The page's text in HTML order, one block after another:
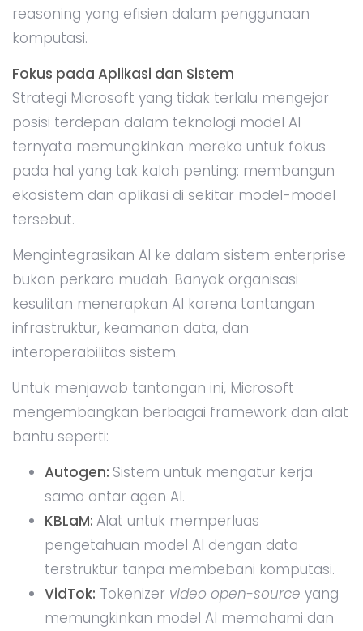
reasoning yang efisien dalam penggunaan
komputasi.
Fokus pada Aplikasi dan Sistem
Strategi Microsoft yang tidak terlalu mengejar
posisi terdepan dalam teknologi model AI
ternyata memungkinkan mereka untuk fokus
pada hal yang tak kalah penting: membangun
ekosistem dan aplikasi di sekitar model-model
tersebut.
Mengintegrasikan AI ke dalam sistem enterprise
bukan perkara mudah. Banyak organisasi
kesulitan menerapkan AI karena tantangan
infrastruktur, keamanan data, dan
interoperabilitas sistem.
Untuk menjawab tantangan ini, Microsoft
mengembangkan berbagai framework dan alat
bantu seperti:
Autogen: Sistem untuk mengatur kerja
sama antar agen AI.
KBLaM: Alat untuk memperluas
pengetahuan model AI dengan data
terstruktur tanpa membebani komputasi.
VidTok: Tokenizer video open-source yang
memungkinkan model AI memahami dan